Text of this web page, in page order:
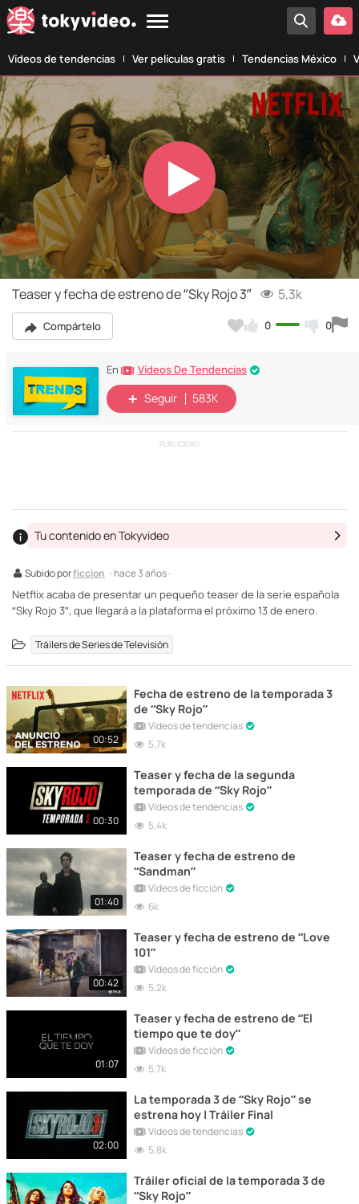
Vídeos de tendencias Ver películas gratis Tendencias México
Play
Video
Teaser y fecha de estreno de “Sky Rojo 3” 5,3k
Compártelo 0 0
En Vídeos De Tendencias
Seguir 583K
PUBLICIDAD
Subido porficcion · hace 3 años ·
Tu contenido en Tokyvideo
Netflix acaba de presentar un pequeño teaser de la serie española
“Sky Rojo 3”, que llegará a la plataforma el próximo 13 de enero.
Tráilers de Series de Televisión
00:52
Fecha de estreno de la temporada 3
de “Sky Rojo”
Vídeos de tendencias
5,7k
00:30
Teaser y fecha de la segunda
temporada de “Sky Rojo”
Vídeos de tendencias
5,4k
01:40
Teaser y fecha de estreno de
“Sandman”
Vídeos de ficción
6k
00:42
Teaser y fecha de estreno de “Love
101”
Vídeos de ficción
5,2k
01:07
Teaser y fecha de estreno de “El
tiempo que te doy”
Vídeos de ficción
5,7k
02:00
La temporada 3 de “Sky Rojo” se
estrena hoy | Tráiler Final
Vídeos de tendencias
5,8k
Tráiler oficial de la temporada 3 de
“Sky Rojo”